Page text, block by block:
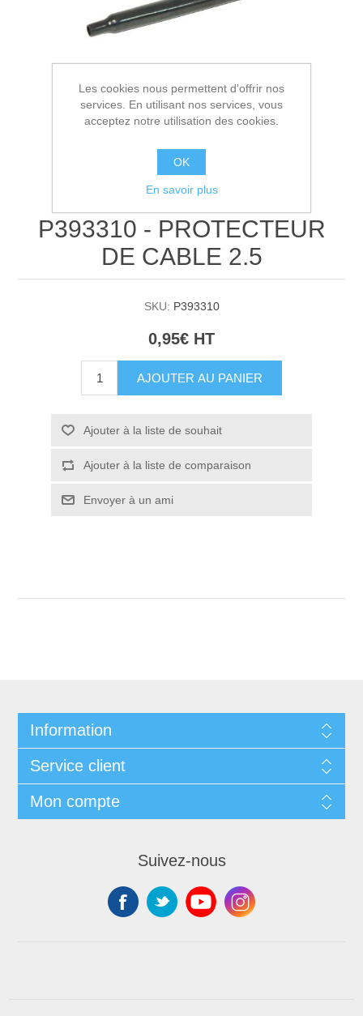
P393310 - PROTECTEUR
DE CABLE 2.5
SKU: P393310
0,95€ HT
AJOUTER AU PANIER
Ajouter à la liste de souhait
Ajouter à la liste de comparaison
Envoyer à un ami
Information
Service client
Mon compte
Suivez-nous
Les cookies nous permettent d'offrir nos
services. En utilisant nos services, vous
acceptez notre utilisation des cookies.
OK
En savoir plus